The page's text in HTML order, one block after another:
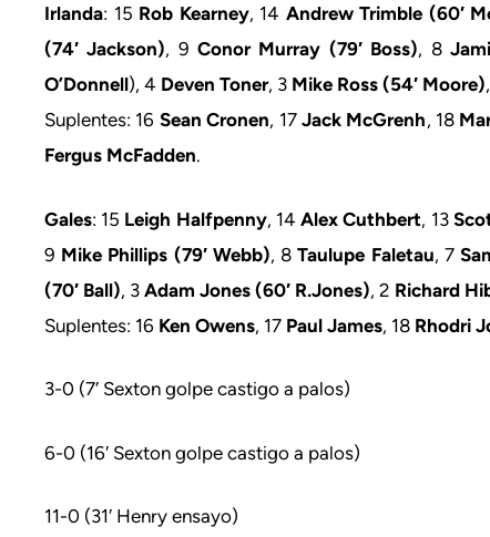
Irlanda: 15 Rob Kearney, 14 Andrew Trimble (60′
(74′ Jackson), 9Conor Murray (79′ Boss), 8
O’Donnell), 4 Deven Toner, 3 Mike Ross (54′ Moore)
Suplentes: 16 Sean Cronen, 17Jack McGrenh, 18
Fergus McFadden.
Gales: 15 Leigh Halfpenny, 14Alex Cuthbert, 13
9 Mike Phillips (79′ Webb), 8Taulupe Faletau, 7
(70′ Ball), 3 Adam Jones (60′ R.Jones), 2 Richard
Suplentes: 16 Ken Owens, 17 Paul James, 18 Rhodri
3-0 (7′ Sexton golpe castigo a palos)
6-0 (16′ Sexton golpe castigo a palos)
11-0 (31′ Henry ensayo)